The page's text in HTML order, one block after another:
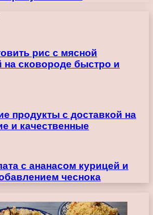
рис с мясной
на сковороде быстро и
продукты с доставкой на
и качественные
с ананасом курицей и
чеснока